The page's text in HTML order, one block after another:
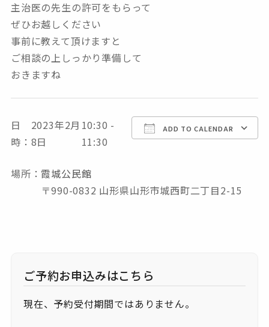
主治医の先生の許可をもらって
ぜひお越しください
事前に教えて頂けますと
ご相談の上しっかり準備して
おきますね
日
時：
2023年2月
8日
10:30 -
11:30
ADD TO CALENDAR
Download ICS Google Calendar
場所： 霞城公民館
〒990-0832 山形県山形市城西町二丁目2-15
2-15 - 山形市城西町二丁目
イベント
現在、予約受付期間ではありません。